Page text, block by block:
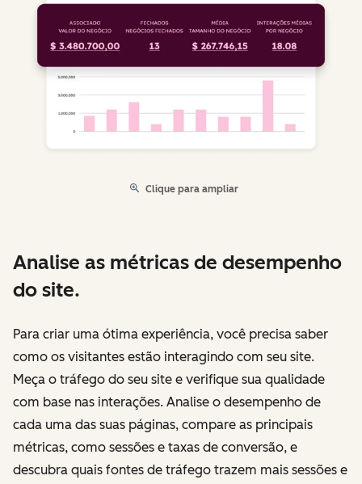
Clique para ampliar
Analise as métricas de desempenho
do site.
Para criar uma ótima experiência, você precisa saber
como os visitantes estão interagindo com seu site.
Meça o tráfego do seu site e verifique sua qualidade
com base nas interações. Analise o desempenho de
cada uma das suas páginas, compare as principais
métricas, como sessões e taxas de conversão, e
descubra quais fontes de tráfego trazem mais sessões e